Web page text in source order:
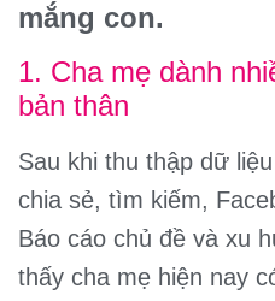
mắng con.
1. Cha mẹ dành
bản thân
Sau khi thu thập dữ
chia sẻ, tìm kiếm,
Báo cáo chủ đề và xu
thấy cha mẹ hiện nay